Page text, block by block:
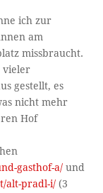
ich zur
am
missbraucht.
vieler
gestellt, es
nicht mehr
Hof
gasthof-a/ und
alt-pradl-i/ (3